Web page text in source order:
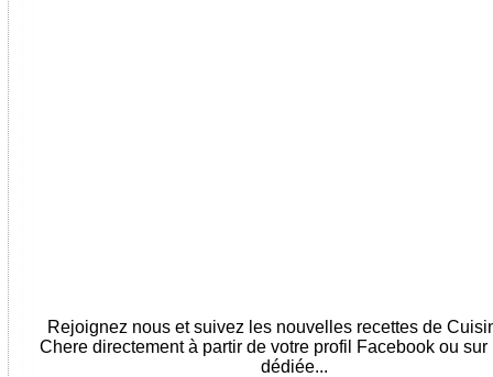
Rejoignez nous et suivez les nouvelles recettes de
Chere directement à partir de votre profil Facebook ou sur
dédiée...